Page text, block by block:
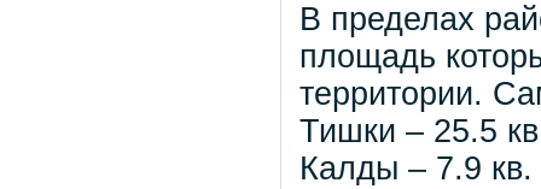
В пределах
площадь
территории.
Тишки – 25.5
Калды – 7.9